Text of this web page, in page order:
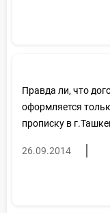
Правда ли, что
оформляется
прописку в
26.09.2014